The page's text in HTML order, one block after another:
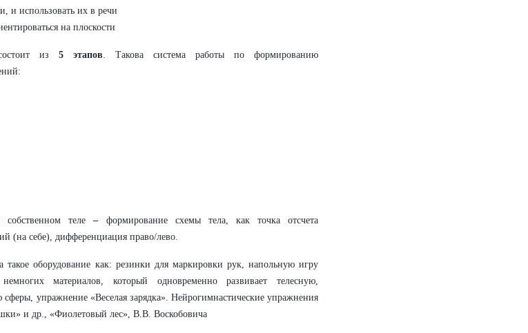
и использовать их в речи
на плоскости
из 5 этапов. Такова система работы по формированию
теле – формирование схемы тела, как точка отсчета
(на себе), дифференциация право/лево.
такое оборудование как: резинки для маркировки рук, напольную игру
материалов, который одновременно развивает телесную,
упражнение «Веселая зарядка». Нейрогимнастические упражнения
и др., «Фиолетовый лес», В.В. Воскобовича